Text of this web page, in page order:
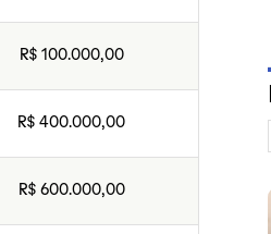
R$ 100.000,00
R$ 400.000,00
R$ 600.000,00